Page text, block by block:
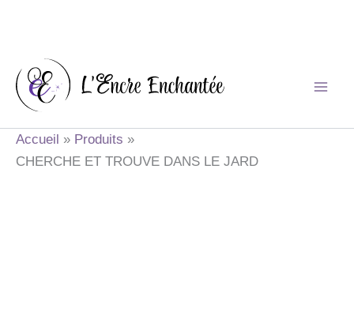
contenu
Accueil
Produits
CHERCHE ET TROUVE DANS LE JARD